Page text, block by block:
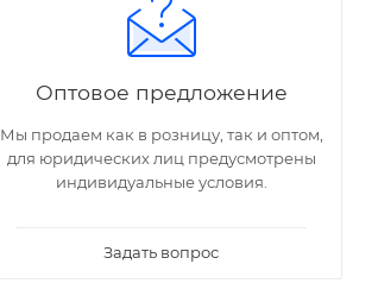
Оптовое предложение
Мы продаем как в розницу, так и оптом,
для юридических лиц предусмотрены
индивидуальные условия.
Задать вопрос